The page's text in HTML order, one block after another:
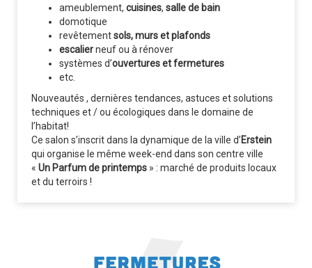
ameublement, cuisines, salle de bain
domotique
revêtementsols, murs et plafonds
escalierneuf ou à rénover
systèmes d’ouvertures et fermetures
etc.
Nouveautés , dernières tendances, astuces et solutions
techniques et / ou écologiques dans le domaine de
l’habitat!
Ce salon s’inscrit dans la dynamique de la ville d’Erstein
qui organise le même week-end dans son centre ville
« Un Parfum de printemps » : marché de produits locaux
et du terroirs !